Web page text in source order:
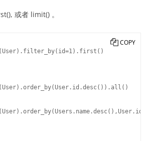
或者 limit() 。
COPY